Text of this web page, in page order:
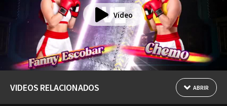
Video
VIDEOS RELACIONADOS ABRIR